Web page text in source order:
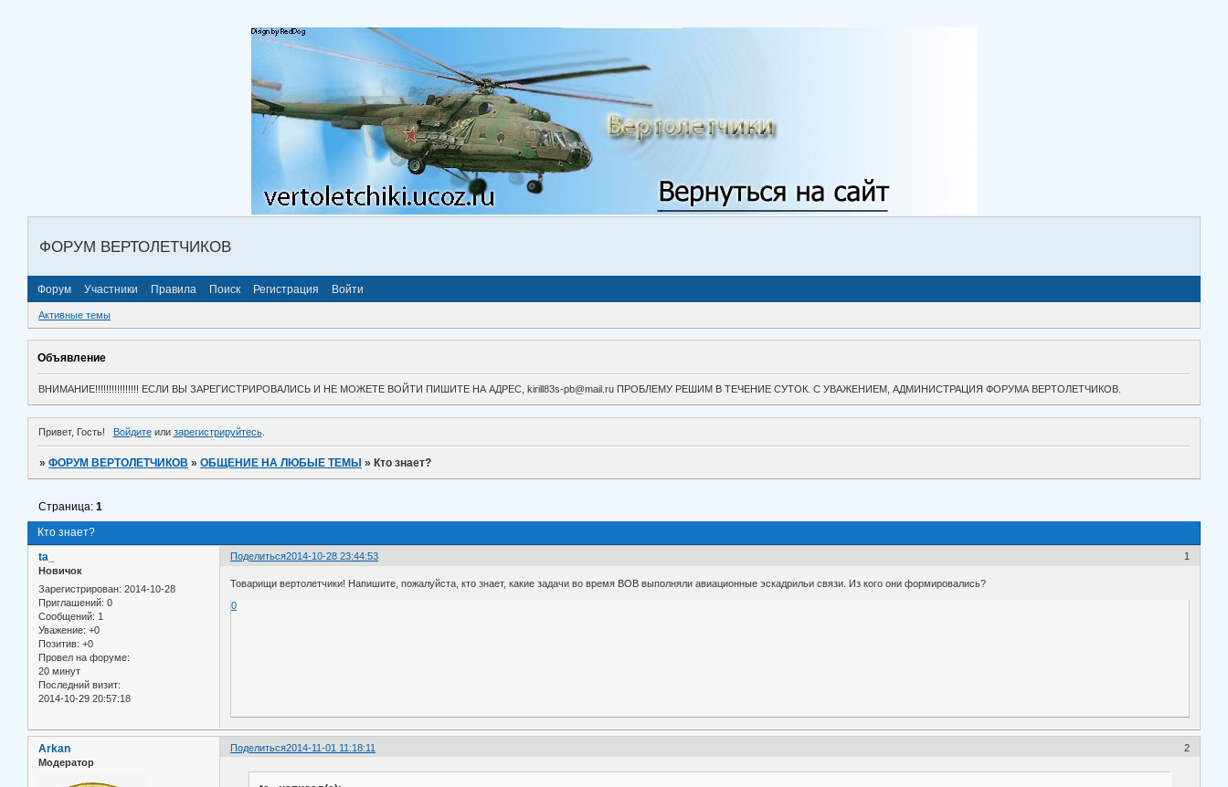
ФОРУМ ВЕРТОЛЕТЧИКОВ
Форум Участники Правила Поиск Регистрация Войти
Активные темы
Объявление
ВНИМАНИЕ!!!!!!!!!!!!!!!! ЕСЛИ ВЫ ЗАРЕГИСТРИРОВАЛИСЬ И НЕ МОЖЕТЕ ВОЙТИ ПИШИТЕ НА АДРЕС, kirill83s-pb@mail.ru ПРОБЛЕМУ РЕШИМ В ТЕЧЕНИЕ СУТОК. С УВАЖЕНИЕМ, АДМИНИСТРАЦИЯ ФОРУМА ВЕРТОЛЕТЧИКОВ.
Привет, Гость! Войдитеили зарегистрируйтесь.
»ФОРУМ ВЕРТОЛЕТЧИКОВ »ОБЩЕНИЕ НА ЛЮБЫЕ ТЕМЫ » Кто знает?
Кто знает?
Страница:1
Поделиться 1
2014-10-28 23:44:53
ta_
Новичок
Зарегистрирован: 2014-10-28
Приглашений: 0
Сообщений: 1
Уважение: +0
Позитив: +0
Провел на форуме:
20 минут
Последний визит:
2014-10-29 20:57:18
Товарищи вертолетчики! Напишите, пожалуйста, кто знает, какие задачи во время ВОВ выполняли авиационные эскадрильи связи. Из кого они формировались?
0
Поделиться 2
2014-11-01 11:18:11
Arkan
Модератор